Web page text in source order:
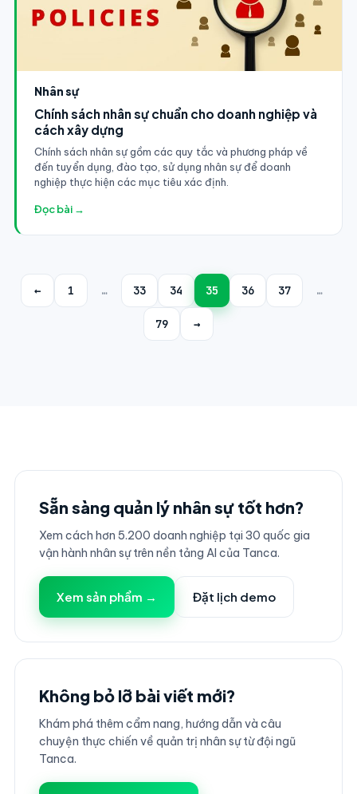
Nhân sự
Chính sách nhân sự chuẩn cho doanh nghiệp và
cách xây dựng
Chính sách nhân sự gồm các quy tắc và phương pháp về
đến tuyển dụng, đào tạo, sử dụng nhân sự để doanh
nghiệp thực hiện các mục tiêu xác định.
Đọc bài →
← 1 … 33 34 35 36 37 …
79 →
Sẵn sàng quản lý nhân sự tốt hơn?
Xem cách hơn 5.200 doanh nghiệp tại 30 quốc gia
vận hành nhân sự trên nền tảng AI của Tanca.
Xem sản phẩm → Đặt lịch demo
Không bỏ lỡ bài viết mới?
Khám phá thêm cẩm nang, hướng dẫn và câu
chuyện thực chiến về quản trị nhân sự từ đội ngũ
Tanca.